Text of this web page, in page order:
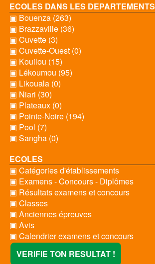
ECOLES DANS LES DEPARTEMENTS
▣ Bouenza (263)
▣ Brazzaville (36)
▣ Cuvette (3)
▣ Cuvette-Ouest (0)
▣ Kouilou (15)
▣ Lékoumou (95)
▣ Likouala (0)
▣ Niari (30)
▣ Plateaux (0)
▣ Pointe-Noire (194)
▣ Pool (7)
▣ Sangha (0)
ECOLES
▣ Catégories d'établissements
▣ Examens - Concours - Diplômes
▣ Résultats examens et concours
▣ Classes
▣ Anciennes épreuves
▣ Avis
▣ Calendrier examens et concours
VERIFIE TON RESULTAT !